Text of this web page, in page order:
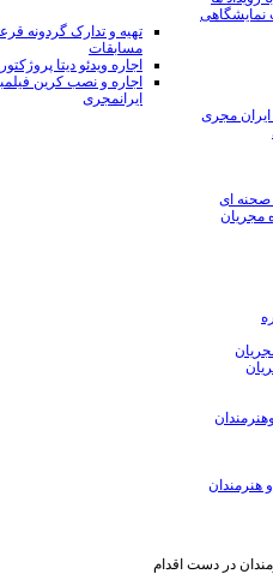
نمایشگاهی
تهیه و تدارک گردونه
مسابقات
اجاره ویدئو دیتا
اجاره و نصب کرین
ایرانمجری
ایران مجری
صحنه ای
مجریان
هنرمندان